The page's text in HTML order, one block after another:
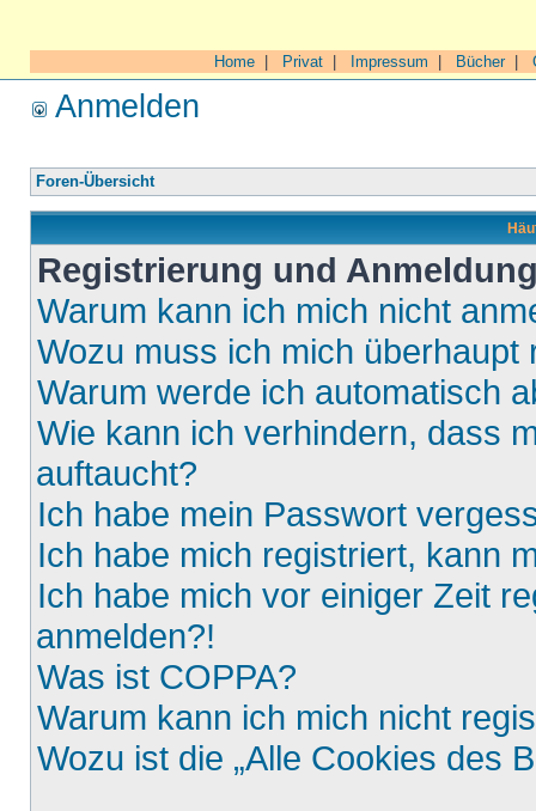
Home Privat Impressum Bücher|
Anmelden
Foren-Übersicht
Registrierung und
Warum kann ich mich nicht
Wozu muss ich mich überhaupt
Warum werde ich automatisch
Wie kann ich verhindern, dass
auftaucht?
Ich habe mein Passwort
Ich habe mich registriert, kann
Ich habe mich vor einiger Zeit
anmelden?!
Was ist COPPA?
Warum kann ich mich nicht
Wozu ist die „Alle Cookies des